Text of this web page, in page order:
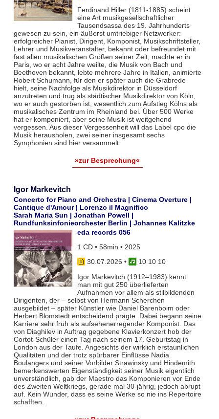
Ferdinand Hiller (1811-1885) scheint
eine Art musikgesellschaftlicher
Tausendsassa des 19. Jahrhunderts
gewesen zu sein, ein äußerst umtriebiger Netzwerker:
erfolgreicher Pianist, Dirigent, Komponist, Musikschriftsteller,
Lehrer und Musikveranstalter, bekannt oder befreundet mit
fast allen musikalischen Größen seiner Zeit, machte er in
Paris, wo er acht Jahre weilte, die Musik von Bach und
Beethoven bekannt, lebte mehrere Jahre in Italien, animierte
Robert Schumann, für den er später auch die Grabrede
hielt, seine Nachfolge als Musikdirektor in Düsseldorf
anzutreten und trug als städtischer Musikdirektor von Köln,
wo er auch gestorben ist, wesentlich zum Aufstieg Kölns als
musikalisches Zentrum im Rheinland bei. Über 500 Werke
hat er komponiert, aber seine Musik ist weitgehend
vergessen. Aus dieser Vergessenheit will das Label cpo die
Musik herausholen, zwei seiner insgesamt sechs
Symphonien sind hier versammelt.
»zur Besprechung«
Igor Markevitch
Concerto for Piano and Orchestra | Cinema Overture |
Cantique d'Amour | Lorenzo il Magnifico
Sarah Maria Sun | Jonathan Powell |
Rundfunksinfonieorchester Berlin | Johannes Kalitzke
eda records 056
1 CD • 58min • 2025
30.07.2026 •
10 10 10
Igor Markevitch (1912–1983) kennt
man mit gut 250 überlieferten
Aufnahmen vor allem als stilbildenden
Dirigenten, der – selbst von Hermann Scherchen
ausgebildet – später Künstler wie Daniel Barenboim oder
Herbert Blomstedt entscheidend prägte. Dabei begann seine
Karriere sehr früh als aufsehenerregender Komponist. Das
von Diaghilev in Auftrag gegebene Klavierkonzert hob der
Cortot-Schüler einen Tag nach seinem 17. Geburtstag in
London aus der Taufe. Angesichts der wirklich erstaunlichen
Qualitäten und der trotz spürbarer Einflüsse Nadia
Boulangers und seiner Vorbilder Strawinsky und Hindemith
bemerkenswerten Eigenständigkeit seiner Musik eigentlich
unverständlich, gab der Maestro das Komponieren vor Ende
des Zweiten Weltkriegs, gerade mal 30-jährig, jedoch abrupt
auf. Kein Wunder, dass es seine Werke so nie ins Repertoire
schafften.